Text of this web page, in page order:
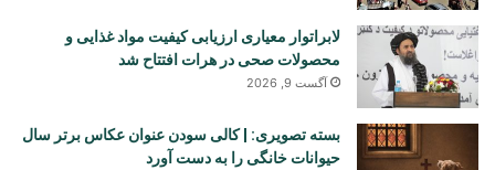
لابراتوار معیاری ارزیابی کیفیت مواد غذایی و
محصولات صحی در هرات افتتاح شد
آگست 9, 2026
بسته تصویری: | کالی سودن عنوان عکاس برتر سال
حیوانات خانگی را به دست آورد